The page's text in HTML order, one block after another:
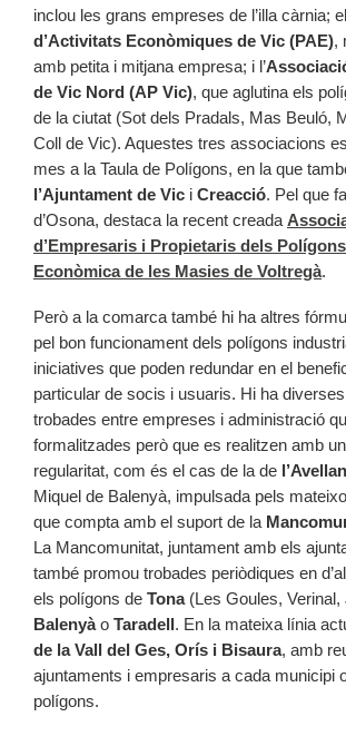
inclou les grans empreses de l’illa càrnia; el
d’Activitats Econòmiques de Vic (PAE),
amb petita i mitjana empresa; i l’
de Vic Nord (AP Vic), que aglutina els
de la ciutat (Sot dels Pradals, Mas Beuló,
Coll de Vic). Aquestes tres associacions
mes a la Taula de Polígons, en la que
l’Ajuntament de Vic i Creacció. Pel que
d’Osona, destaca la recent creada
d’Empresaris i Propietaris dels
Econòmica de les Masies de Voltregà.
Però a la comarca també hi ha altres
pel bon funcionament dels polígons
iniciatives que poden redundar en el
particular de socis i usuaris. Hi ha
trobades entre empreses i administració
formalitzades però que es realitzen amb
regularitat, com és el cas de la de
Miquel de Balenyà, impulsada pels
que compta amb el suport de la
La Mancomunitat, juntament amb els
també promou trobades periòdiques en
els polígons de Tona (Les Goules,
Balenyào Taradell. En la mateixa línia
de la Vall del Ges, Orís i Bisaura, amb
ajuntaments i empresaris a cada municipi
polígons.